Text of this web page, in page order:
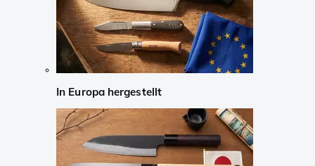
In Europa hergestellt